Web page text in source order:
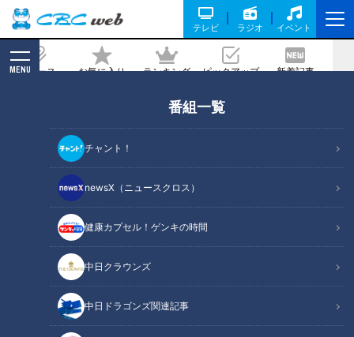
テレビ ラジオ イベント
ニュース お気に入り ランキング ピックアップ 新着記事
MENU
番組一覧
チャント！
newsX（ニュースクロス）
健康カプセル！ゲンキの時間
中日クラウンズ
中日ドラゴンズ関連記事
ール認定 大家族が経営するから揚げ店
2022/10/13 17:16